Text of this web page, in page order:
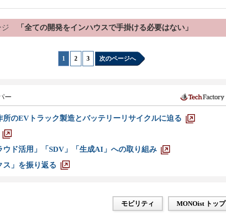
「全ての開発をインハウスで手掛ける必要はない」
1 2 3 次のページへ
ー
所のEVトラック製造とバッテリーリサイクルに迫る
ウド活用」「SDV」「生成AI」への取り組み
ス」を振り返る
モビリティ MONOist トップ